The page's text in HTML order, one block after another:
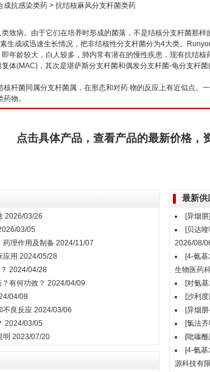
成抗感染类药 > 抗结核麻风分支杆菌类药
致病。由于它们在培养时形成的菌落，不是结核分支杆菌那
生成或迅速生长情况，把非结核性分支杆菌分为4大类。
年龄较大，白人较多，肺内常有潜在的慢性疾患，现有抗结
体(MAC)，其次是堪萨斯分支杆菌和偶发分支杆菌-龟分支杆
杆菌同属分支杆菌属，在形态和对药 物的反应上有近似点
物。
点击具体产品，查看产品的最新价格，
2026/03/26
03/05
药理作用及制备 2024/11/07
应用 2024/05/28
2024/04/28
有何功效？ 2024/04/09
04/08
不良反应 2024/03/06
2024/03/05
明 2023/07/20
最新供
[异烟肼]
[贝达喹
2026/08/
[4-氨
生物医药
[对氨
[沙利度
[异烟
[氯法齐
[吡嗪酰
[4-氨
源科技有